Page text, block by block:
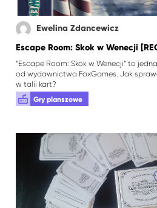
Ewelina Zdancewicz
Escape Room: Skok w Wenecji
“Escape Room: Skok w Wenecji” to
od wydawnictwa FoxGames. Jak
w talii kart?
Gry planszowe